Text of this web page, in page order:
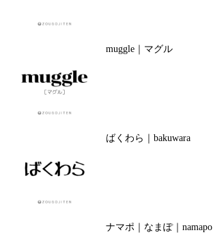
muggle｜マグル
ばくわら｜bakuwara
ナマポ｜なまぽ｜namapo